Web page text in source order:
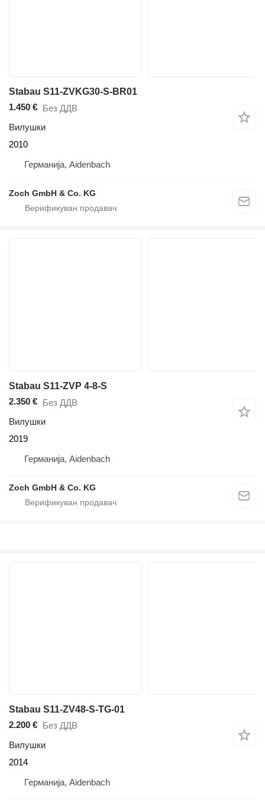
Stabau S11-ZVKG30-S-BR01
1.450 € Без ДДВ
Вилушки
2010
Германија, Aidenbach
Zoch GmbH & Co. KG
Stabau S11-ZVP 4-8-S
2.350 € Без ДДВ
Вилушки
2019
Германија, Aidenbach
Zoch GmbH & Co. KG
Stabau S11-ZV48-S-TG-01
2.200 € Без ДДВ
Вилушки
2014
Германија, Aidenbach